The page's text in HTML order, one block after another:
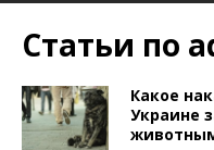
Статьи по
Какое
Украине